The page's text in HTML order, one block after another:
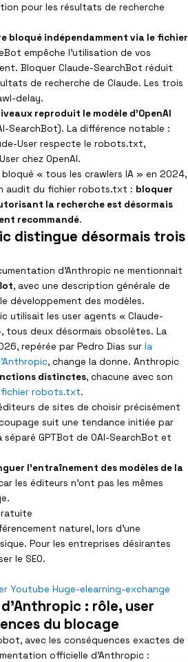
pour les résultats de recherche
bloqué indépendamment via le fichier
empêche l’utilisation de vos
Bloquer Claude-SearchBot réduit
de recherche de Claude. Les trois
delay.
reproduit le modèle d’OpenAI
SearchBot). La différence notable :
User respecte le robots.txt,
chez OpenAI.
bloqué « tous les crawlers IA » en 2024,
audit du fichier robots.txt : bloquer
la recherche est désormais
recommandé.
distingue désormais trois
d’Anthropic ne mentionnait
, avec une description générale de
développement des modèles.
utilisait les user agents « Claude-
tous deux désormais obsolètes. La
repérée par Pedro Dias sur la
, change la donne. Anthropic
distinctes, chacune avec son
fichier robots.txt.
de sites de choisir précisément
suit une tendance initiée par
séparé GPTBot de OAI-SearchBot et
l’entraînement des modèles de la
les éditeurs n’ont pas les mêmes
naturel, lors d’une
Pour les entreprises désirantes
le SEO.
Youtube Huge-elearning-exchange
: rôle, user
du blocage
avec les conséquences exactes de
officielle d’Anthropic :